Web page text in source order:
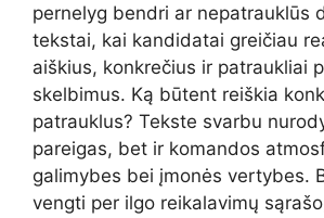
pernelyg bendri ar nepatrauklūs
tekstai, kai kandidatai greičiau
aiškius, konkrečius ir patraukliai
skelbimus. Ką būtent reiškia
patrauklus? Tekste svarbu
pareigas, bet ir komandos
galimybes bei įmonės vertybes.
vengti per ilgo reikalavimų